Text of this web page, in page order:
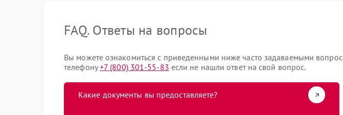
FAQ. Ответы на вопросы
Вы можете ознакомиться с приведенными ниже часто задаваемыми
телефону+7 (800) 301-55-83 если не нашли ответ на свой вопрос.
Какие документы вы предоставляете?